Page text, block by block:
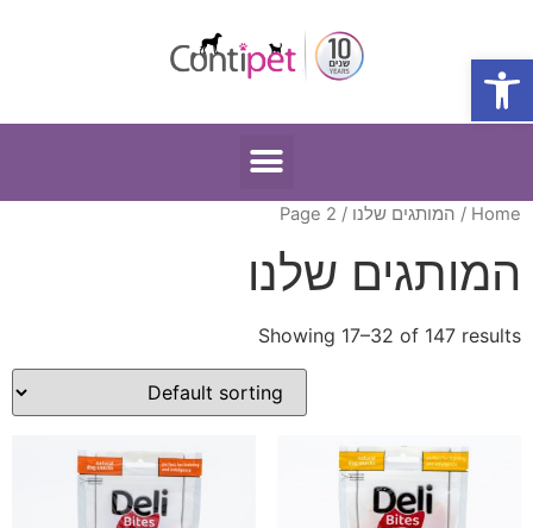
פתח סרגל נגישות
Home
/ המותגים שלנו / Page 2
המותגים שלנו
Showing 17–32 of 147 results